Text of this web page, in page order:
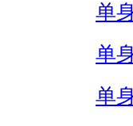
单
单
单